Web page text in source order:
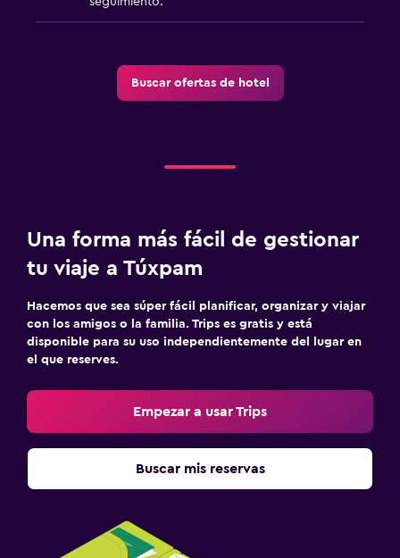
Espacio de almacenamiento
Estacionamiento y transporte
Estacionamiento gratuito
Servicio de traslado (cargo adicional)
Área de picnic
Jardín
Fax/fotocopiadora
Buscar ofertas de hotel
Una forma más fácil de gestionar
tu viaje a Túxpam
Hacemos que sea súper fácil planificar, organizar y viajar
con los amigos o la familia. Trips es gratis y está
disponible para su uso independientemente del lugar en
el que reserves.
Empezar a usar Trips
Buscar mis reservas